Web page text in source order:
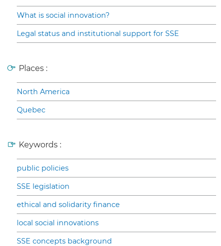
What is social innovation?
Legal status and institutional support for SSE
Places :
North America
Quebec
Keywords :
public policies
SSE legislation
ethical and solidarity finance
local social innovations
SSE concepts background